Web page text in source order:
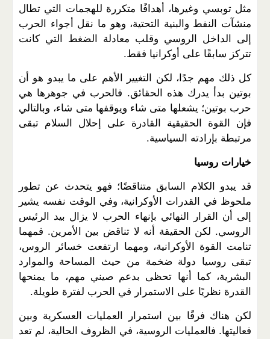
مثل توبسي وغيرها، أهدافًا متكررة للهجمات التي تطال
منشآت النفط والبنية التحتية، وهو ما نقل أجواء الحرب
إلى الداخل الروسي وقلب معادلة الضغط التي كانت
تتركز سابقًا على أوكرانيا فقط.
كل ذلك مهم جدًا، لكن التغيير الأهم على ما يبدو هو أن
بوتين بدأ يدرك هذه الحقائق. فالحرب في جوهرها هي
حرب بوتين؛ يشعلها متى شاء ويوقفها متى شاء، وبالتالي
فإن القوة الحقيقية القادرة على إحلال السلام تبقى
مرتبطة بإرادته السياسية.
خيارات روسيا
قد يبدو الكلام السابق متناقضًا؛ فهو يتحدث عن تطور
ملحوظ في القدرات الأوكرانية، وفي الوقت نفسه يشير
إلى أن القرار النهائي بإنهاء الحرب لا يزال بيد الرئيس
الروسي. لكن الحقيقة أنه لا تناقض بين الأمرين. فمهما
تنامت القوة الأوكرانية، ومهما ارتفعت خسائر الروس،
تبقى روسيا دولة ضخمة من حيث المساحة والموارد
البشرية، كما أنها تحظى بدعم صيني مهم، ما يمنحها
القدرة نظريًا على الاستمرار في الحرب لفترة طويلة.
لكن هناك فرقًا بين استمرار العمليات العسكرية وبين
فعاليتها. فالعمليات الروسية، في الظروف الحالية، لم تعد